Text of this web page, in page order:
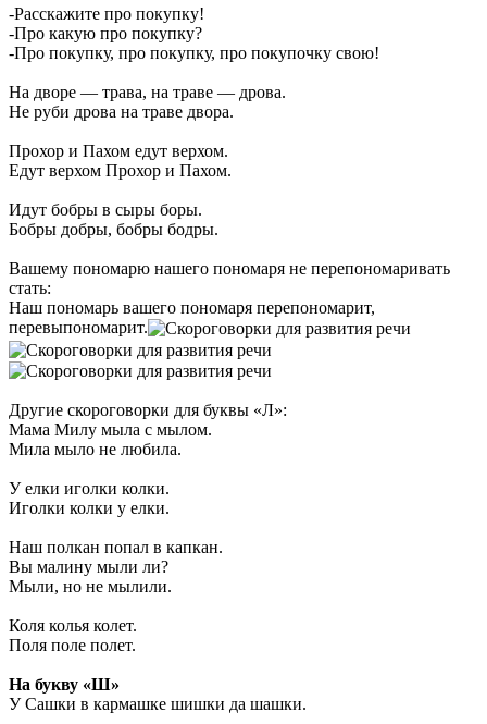
-Расскажите про покупку!
-Про какую про покупку?
-Про покупку, про покупку, про покупочку свою!
На дворе — трава, на траве — дрова.
Не руби дрова на траве двора.
Прохор и Пахом едут верхом.
Едут верхом Прохор и Пахом.
Идут бобры в сыры боры.
Бобры добры, бобры бодры.
Вашему пономарю нашего пономаря не перепономаривать
стать:
Наш пономарь вашего пономаря перепономарит,
перевыпономарит.
Другие скороговорки для буквы «Л»:
Мама Милу мыла с мылом.
Мила мыло не любила.
У елки иголки колки.
Иголки колки у елки.
Наш полкан попал в капкан.
Вы малину мыли ли?
Мыли, но не мылили.
Коля колья колет.
Поля поле полет.
На букву «Ш»
У Сашки в кармашке шишки да шашки.